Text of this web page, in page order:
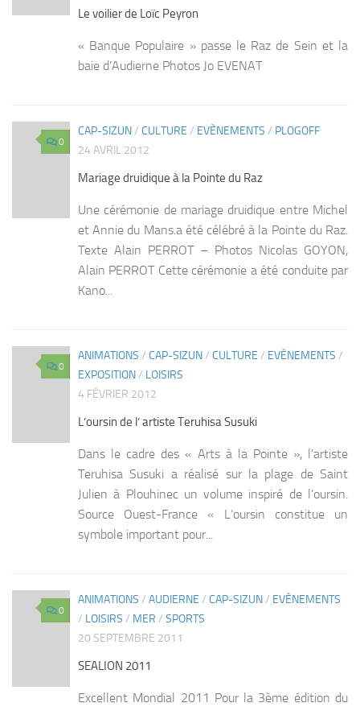
Le voilier de Loïc Peyron
« Banque Populaire » passe le Raz de Sein et la
baie d’Audierne Photos Jo EVENAT
0
CAP-SIZUN/ CULTURE / EVÈNEMENTS / PLOGOFF
24 AVRIL 2012
Mariage druidique à la Pointe du Raz
Une cérémonie de mariage druidique entre Michel
et Annie du Mans.a été célébré à la Pointe du Raz.
Texte Alain PERROT – Photos Nicolas GOYON,
Alain PERROT Cette cérémonie a été conduite par
Kano...
0
ANIMATIONS / CAP-SIZUN/ CULTURE / EVÈNEMENTS /
EXPOSITION/ LOISIRS
4 FÉVRIER 2012
L’oursin de l’ artiste Teruhisa Susuki
Dans le cadre des « Arts à la Pointe », l’artiste
Teruhisa Susuki a réalisé sur la plage de Saint
Julien à Plouhinec un volume inspiré de l’oursin.
Source Ouest-France « L’oursin constitue un
symbole important pour...
0
ANIMATIONS / AUDIERNE / CAP-SIZUN/ EVÈNEMENTS
/ LOISIRS / MER / SPORTS
20 SEPTEMBRE 2011
SEALION 2011
Excellent Mondial 2011 Pour la 3ème édition du